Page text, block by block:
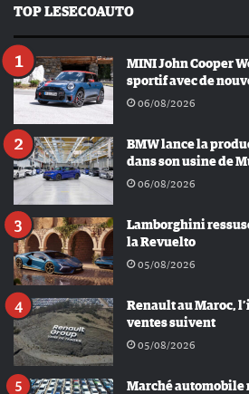
TOP LESECOAUTO
MINI John Cooper
sportif avec de
06/08/2026
BMW lance la
dans son usine de
06/08/2026
Lamborghini
la Revuelto
05/08/2026
Renault au Maroc,
ventes suivent
05/08/2026
Marché automobile